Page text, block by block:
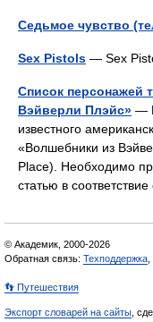
Седьмое чувство
Sex Pistols — Sex
Список персонажей
Вэйверли Плэйс» —
известного
«Волшебники из
Place). Необходимо
статью в
© Академик, 2000-2026
Обратная связь: Техподдержка
👣 Путешествия
Экспорт словарей на сайты ,